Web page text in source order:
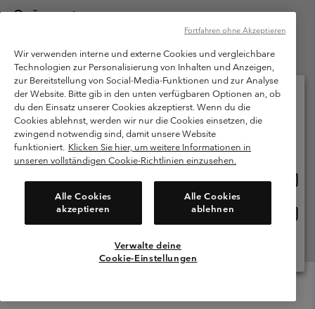
Österreich
Columbia Sportswear Austria GmbH. Moosfeldstraße 1, 5101
Bergheim, Salzburg Österreich. Alle Rechte vorbehalten.
Nutzungsbedingungen
Allgemeine Verkaufsbedingungen
Garantie
Datenschutzerklärung
Bestimmungen und Bedingungen des Mitglieder Programms
Nutzungsbedingungen Für Nutzergenerierte Inhalte
Cookies
Kundenservice: Mo- Fr. 9:00 - 13:00 & 14:00- 18:00 Uhr
(+)43720880525
Wir verwenden interne und externe Cookies und vergleichbare
Technologien zur Personalisierung von Inhalten und Anzeigen,
zur Bereitstellung von Social-Media-Funktionen und zur Analyse
der Website. Bitte gib in den unten verfügbaren Optionen an, ob
du den Einsatz unserer Cookies akzeptierst. Wenn du die
Cookies ablehnst, werden wir nur die Cookies einsetzen, die
zwingend notwendig sind, damit unsere Website
funktioniert. Klicken Sie hier, um weitere Informationen in
unseren vollständigen Cookie-Richtlinien einzusehen.
Alle Cookies
akzeptieren
Alle Cookies
ablehnen
Verwalte deine
Cookie-Einstellungen
Fortfahren ohne Akzeptieren
Bitte wählen Sie Ihr Lieferland und Ihre Sprache
Online-Einkauf verfügbar
Österreich
Alle Länder Anzeigen